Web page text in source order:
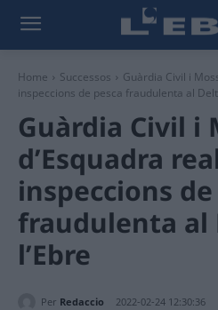
Home Successos
Guàrdia Civil i
inspeccions de pesca fraudulenta al
Guàrdia Civil i
d’Esquadra
inspeccions de
fraudulenta al
l’Ebre
Per Redaccio 2022-02-24 12:30:36